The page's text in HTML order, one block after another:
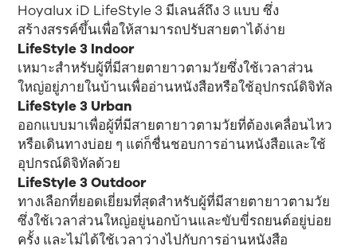
Hoyalux iD LifeStyle 3 มีเลนส์ถึง 3 แบบ ซึ่ง
สร้างสรรค์ขึ้นเพื่อให้สามารถปรับสายตาได้ง่าย
LifeStyle 3 Indoor
เหมาะสำหรับผู้ที่มีสายตายาวตามวัยซึ่งใช้เวลาส่วน
ใหญ่อยู่ภายในบ้านเพื่ออ่านหนังสือหรือใช้อุปกรณ์ดิจิทัล
LifeStyle 3 Urban
ออกแบบมาเพื่อผู้ที่มีสายตายาวตามวัยที่ต้องเคลื่อนไหว
หรือเดินทางบ่อย ๆ แต่ก็ชื่นชอบการอ่านหนังสือและใช้
อุปกรณ์ดิจิทัลด้วย
LifeStyle 3 Outdoor
ทางเลือกที่ยอดเยี่ยมที่สุดสำหรับผู้ที่มีสายตายาวตามวัย
ซึ่งใช้เวลาส่วนใหญ่อยู่นอกบ้านและขับขี่รถยนต์อยู่บ่อย
ครั้ง และไม่ได้ใช้เวลาว่างไปกับการอ่านหนังสือ